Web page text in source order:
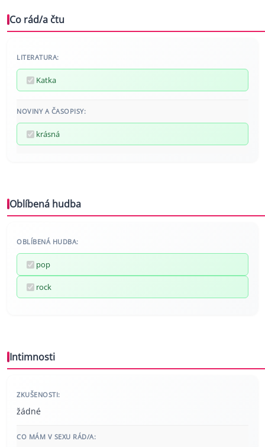
Co rád/a čtu
LITERATURA:
Katka
NOVINY A ČASOPISY:
krásná
Oblíbená hudba
OBLÍBENÁ HUDBA:
pop
rock
Intimnosti
ZKUŠENOSTI:
žádné
CO MÁM V SEXU RÁD/A: